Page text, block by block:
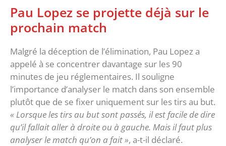
Pau Lopez se projette déjà sur le
prochain match
Malgré la déception de l’élimination, Pau Lopez a
appelé à se concentrer davantage sur les 90
minutes de jeu réglementaires. Il souligne
l’importance d’analyser le match dans son ensemble
plutôt que de se fixer uniquement sur les tirs au but.
« Lorsque les tirs au but sont passés, il est facile de dire
qu’il fallait aller à droite ou à gauche. Mais il faut plus
analyser le match qu’on a fait », a-t-il déclaré.